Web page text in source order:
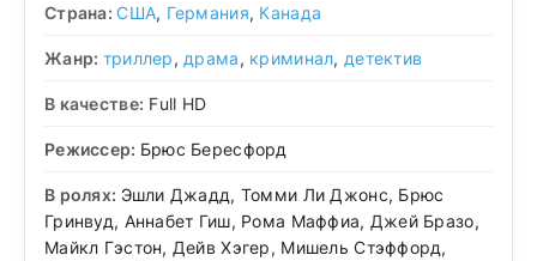
Страна:США, Германия, Канада
Жанр: триллер, драма, криминал, детектив
В качестве: Full HD
Режиссер: Брюс Бересфорд
В ролях: Эшли Джадд, Томми Ли Джонс, Брюс
Гринвуд, Аннабет Гиш, Рома Маффиа, Джей Бразо,
Майкл Гэстон, Дейв Хэгер, Мишель Стэффорд,